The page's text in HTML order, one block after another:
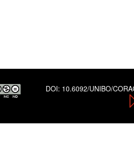
DOI: 10.6092/UNIBO/